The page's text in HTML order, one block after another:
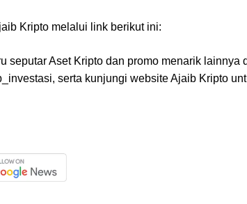
Kripto melalui link berikut ini:
seputar Aset Kripto dan promo menarik lainnya
serta kunjungi website Ajaib Kripto